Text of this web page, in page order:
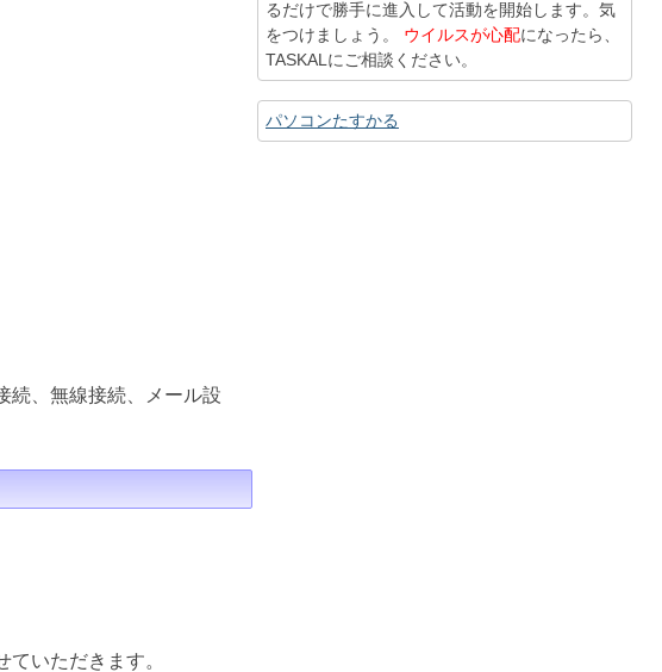
続、無線接続、メール設
いただきます。
るだけで勝手に進入して活動を開始します。気
をつけましょう。 ウイルスが心配になったら、
TASKALにご相談ください。
パソコンたすかる